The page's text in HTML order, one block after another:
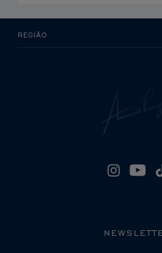
REGIÃO